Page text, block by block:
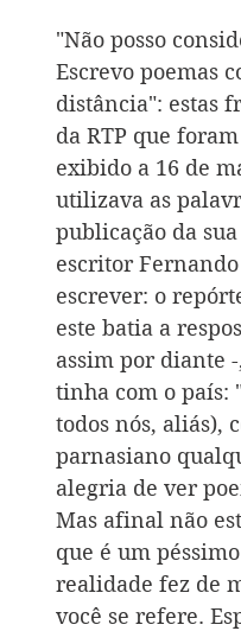
"Não posso
Escrevo poemas
distância": estas
da RTP que
exibido a 16 de
utilizava as
publicação da
escritor
escrever: o
este batia a
assim por diante
tinha com o país:
todos nós, aliás),
parnasiano
alegria de ver
Mas afinal não
que é um
realidade fez de
você se refere.